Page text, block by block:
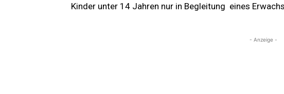
Kinder unter 14 Jahren nur in Begleitung eines
- Anzeige -